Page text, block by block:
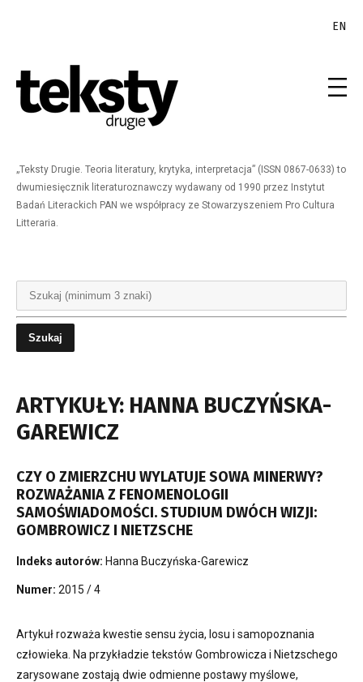
EN
„Teksty Drugie. Teoria literatury, krytyka, interpretacja” (ISSN 0867-0633) to
dwumiesięcznik literaturoznawczy wydawany od 1990 przez Instytut
Badań Literackich PAN we współpracy ze Stowarzyszeniem Pro Cultura
Litteraria.
ARTYKUŁY: HANNA BUCZYŃSKA-
GAREWICZ
CZY O ZMIERZCHU WYLATUJE SOWA MINERWY?
ROZWAŻANIA Z FENOMENOLOGII
SAMOŚWIADOMOŚCI. STUDIUM DWÓCH WIZJI:
GOMBROWICZ I NIETZSCHE
Indeks autorów: Hanna Buczyńska-Garewicz
Numer: 2015 / 4
Artykuł rozważa kwestie sensu życia, losu i samopoznania
człowieka. Na przykładzie tekstów Gombrowicza i Nietzschego
zarysowane zostają dwie odmienne postawy myślowe,